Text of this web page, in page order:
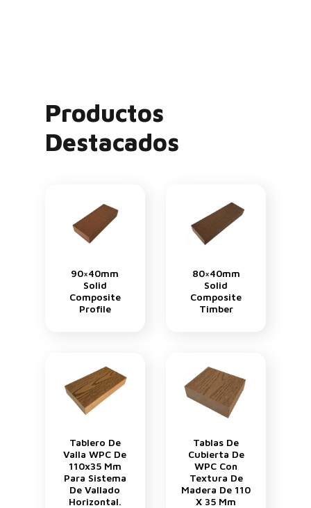
Productos
Destacados
90×40mm
Solid
Composite
Profile
80×40mm
Solid
Composite
Timber
Tablero De
Valla WPC De
110x35 Mm
Para Sistema
De Vallado
Horizontal.
Tablas De
Cubierta De
WPC Con
Textura De
Madera De 110
X 35 Mm